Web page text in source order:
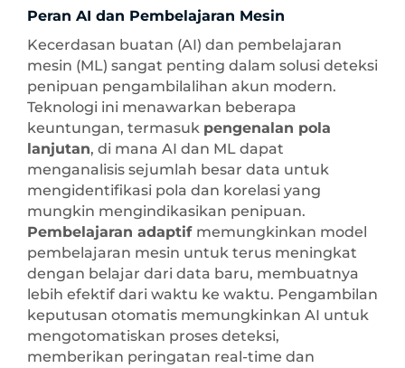
Peran AI dan Pembelajaran Mesin
Kecerdasan buatan (AI) dan pembelajaran
mesin (ML) sangat penting dalam solusi deteksi
penipuan pengambilalihan akun modern.
Teknologi ini menawarkan beberapa
keuntungan, termasuk pengenalan pola
lanjutan, di mana AI dan ML dapat
menganalisis sejumlah besar data untuk
mengidentifikasi pola dan korelasi yang
mungkin mengindikasikan penipuan.
Pembelajaran adaptif memungkinkan model
pembelajaran mesin untuk terus meningkat
dengan belajar dari data baru, membuatnya
lebih efektif dari waktu ke waktu. Pengambilan
keputusan otomatis memungkinkan AI untuk
mengotomatiskan proses deteksi,
memberikan peringatan real-time dan